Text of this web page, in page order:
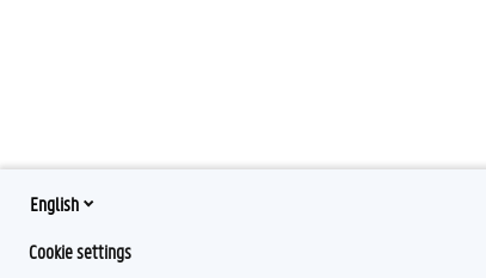
English
Cookie settings